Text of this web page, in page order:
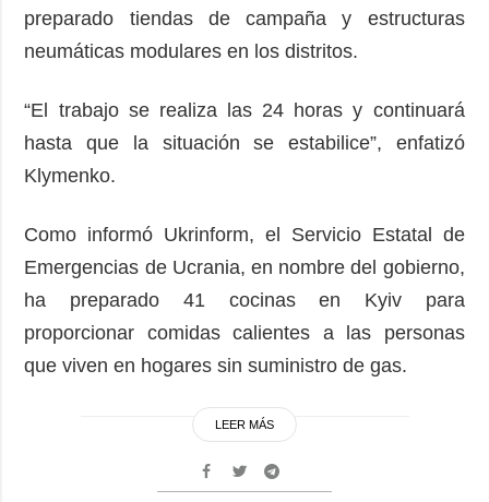
preparado tiendas de campaña y estructuras
neumáticas modulares en los distritos.
“El trabajo se realiza las 24 horas y continuará
hasta que la situación se estabilice”, enfatizó
Klymenko.
Como informó Ukrinform, el Servicio Estatal de
Emergencias de Ucrania, en nombre del gobierno,
ha preparado 41 cocinas en Kyiv para
proporcionar comidas calientes a las personas
que viven en hogares sin suministro de gas.
LEER MÁS